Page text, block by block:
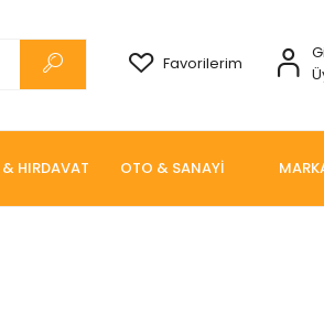
Favorilerim
HIRDAVAT OTO & SANAYİ